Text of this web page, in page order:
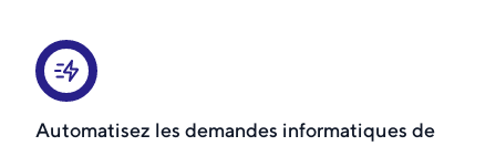
Automatisez les demandes informatiques de